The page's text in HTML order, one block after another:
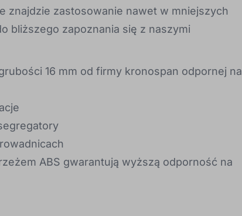
znajdzie zastosowanie nawet w mniejszych
bliższego zapoznania się z naszymi
16 mm od firmy kronospan odpornej na
ABS gwarantują wyższą odporność na